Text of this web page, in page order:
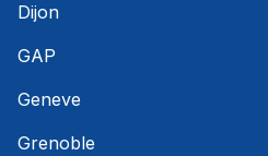
Dijon
GAP
Geneve
Grenoble